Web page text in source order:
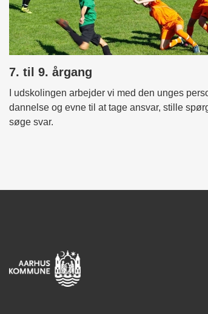
7. til 9. årgang
I udskolingen arbejder vi med den unges
dannelse og evne til at tage ansvar, stille
søge svar.